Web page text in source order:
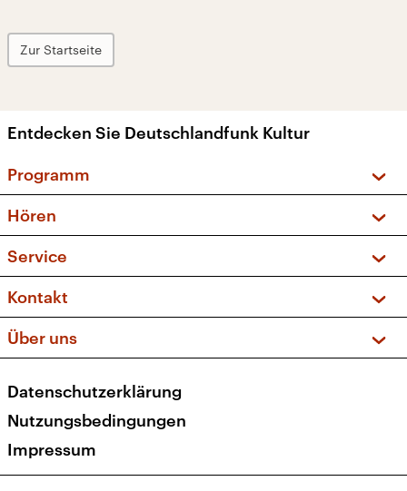
Zur Startseite
Entdecken Sie Deutschlandfunk Kultur
Programm
Sendungen und Podcasts
Musikliste
Kakadu – Das Kinderprogramm
Hören
Frequenzen (UKW + DAB+)
Service
FAQ
Apps
Newsletter
Veranstaltungen
Kontakt
Social Media
Über uns
Presse
Karriere
Transparenz
Datenschutzerklärung
Nutzungsbedingungen
Impressum